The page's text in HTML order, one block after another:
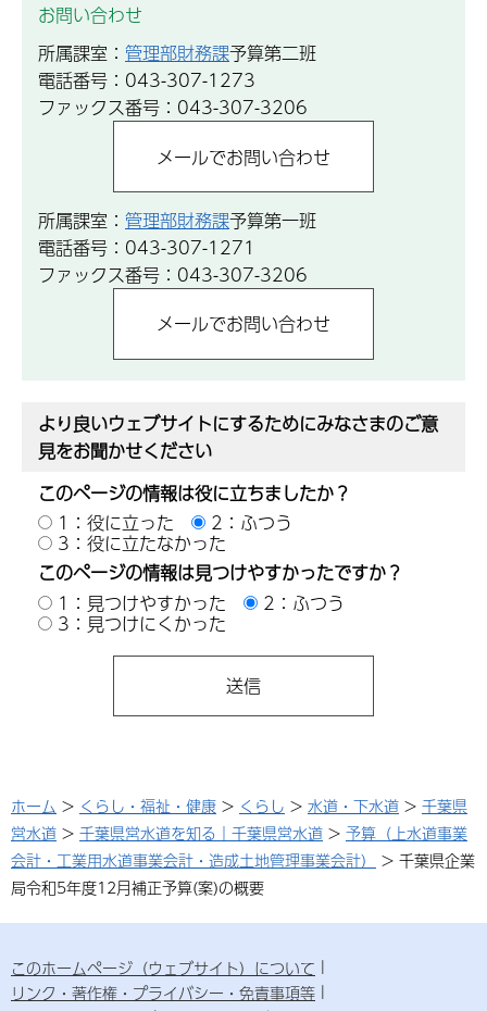
お問い合わせ
所属課室： 管理部財務課予算第二班
電話番号：043-307-1273
ファックス番号：043-307-3206
所属課室： 管理部財務課予算第一班
電話番号：043-307-1271
ファックス番号：043-307-3206
より良いウェブサイトにするためにみなさまのご意
見をお聞かせください
このページの情報は役に立ちましたか？
1：役に立った
2：ふつう
3：役に立たなかった
このページの情報は見つけやすかったですか？
1：見つけやすかった
2：ふつう
3：見つけにくかった
ホーム > くらし・福祉・健康 > くらし > 水道・下水道 > 千葉県
営水道 > 千葉県営水道を知る｜千葉県営水道 > 予算（上水道事業
会計・工業用水道事業会計・造成土地管理事業会計）
> 千葉県企業
局令和5年度12月補正予算(案)の概要
このホームページ（ウェブサイト）について
リンク・著作権・プライバシー・免責事項等